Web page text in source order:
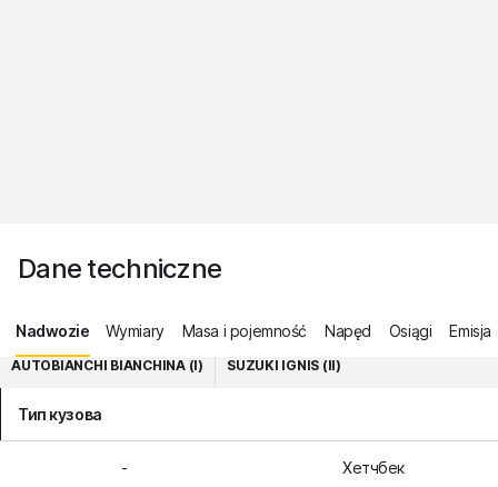
Dane techniczne
Nadwozie Wymiary Masa i pojemność Napęd Osiągi Emisja
AUTOBIANCHI BIANCHINA (I) SUZUKI IGNIS (II)
Тип кузова
- Хетчбек